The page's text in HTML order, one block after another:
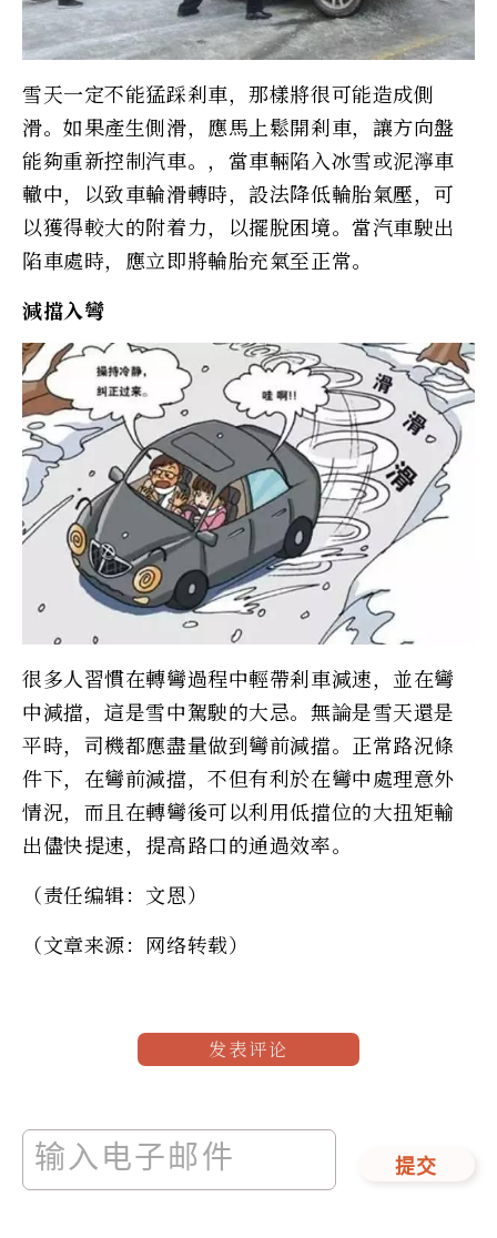
雪天一定不能猛踩剎車，那樣將很可能造成側
滑。如果產生側滑，應馬上鬆開剎車，讓方向盤
能夠重新控制汽車。，當車輛陷入冰雪或泥濘車
轍中，以致車輪滑轉時，設法降低輪胎氣壓，可
以獲得較大的附着力，以擺脫困境。當汽車駛出
陷車處時，應立即將輪胎充氣至正常。
減擋入彎
很多人習慣在轉彎過程中輕帶剎車減速，並在彎
中減擋，這是雪中駕駛的大忌。無論是雪天還是
平時，司機都應盡量做到彎前減擋。正常路況條
件下，在彎前減擋，不但有利於在彎中處理意外
情況，而且在轉彎後可以利用低擋位的大扭矩輸
出儘快提速，提高路口的通過效率。
（责任编辑：文恩）
（文章来源：网络转载）
发表评论
提交